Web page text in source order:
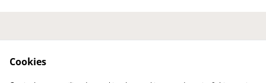
Expédition et
Cookies